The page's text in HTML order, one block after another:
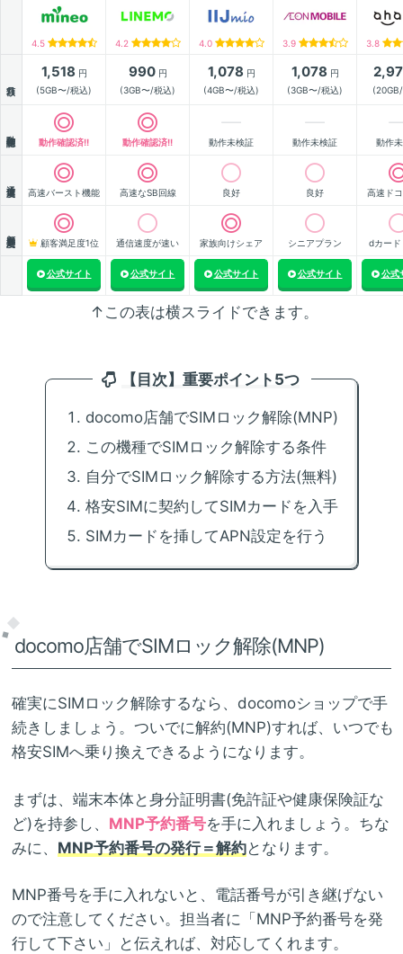
4.5 4.2 4.0 3.9 3.8
1,518 円
(5GB〜/税込)
990円
(3GB〜/税込)
1,078 円
(4GB〜/税込)
1,078 円
(3GB〜/税込)
動作確認済!! 動作確認済!! 動作未検証 動作未検証 動作
高速バースト機能 高速なSB回線 良好 良好 高速ド
顧客満足度1位 通信速度が速い 家族向けシェア シニアプラン dカード
公式サイト 公式サイト 公式サイト 公式サイト 公式
↑この表は横スライドできます。
【目次】重要ポイント5つ
docomo店舗でSIMロック解除(MNP)
この機種でSIMロック解除する条件
自分でSIMロック解除する方法(無料)
格安SIMに契約してSIMカードを入手
SIMカードを挿してAPN設定を行う
docomo店舗でSIMロック解除(MNP)
確実にSIMロック解除するなら、docomoショップで手
続きしましょう。ついでに解約(MNP)すれば、いつでも
格安SIMへ乗り換えできるようになります。
まずは、端末本体と身分証明書(免許証や健康保険証な
ど)を持参し、 MNP予約番号を手に入れましょう。ちな
みに、 MNP予約番号の発行＝解約となります。
MNP番号を手に入れないと、電話番号が引き継げない
ので注意してください。担当者に「MNP予約番号を発
行して下さい」と伝えれば、対応してくれます。